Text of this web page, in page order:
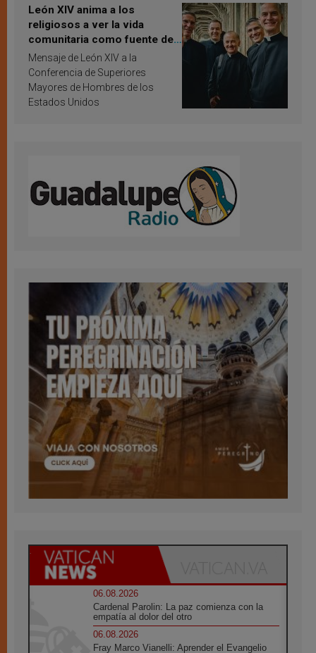
León XIV anima a los
religiosos a ver la vida
comunitaria como fuente de
inspiración y santificación
Mensaje de León XIV a la
Conferencia de Superiores
Mayores de Hombres de los
Estados Unidos
06.08.2026
Cardenal Parolin: La paz comienza con la
empatía al dolor del otro
06.08.2026
Fray Marco Vianelli: Aprender el Evangelio